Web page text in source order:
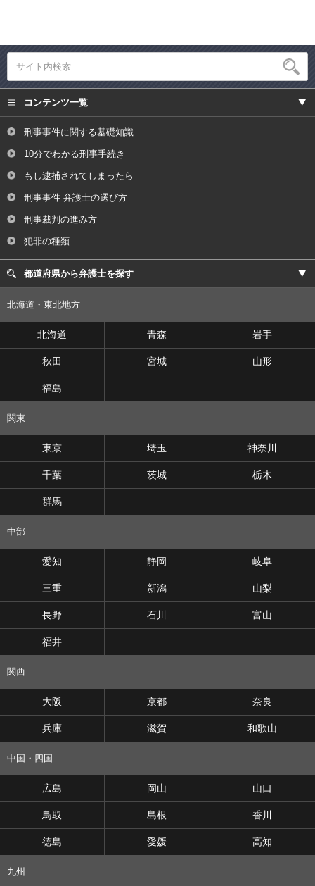
コンテンツ一覧
刑事事件に関する基礎知識
10分でわかる刑事手続き
もし逮捕されてしまったら
刑事事件 弁護士の選び方
刑事裁判の進み方
犯罪の種類
都道府県から弁護士を探す
北海道・東北地方
北海道 青森 岩手
秋田 宮城 山形
福島
関東
東京 埼玉 神奈川
千葉 茨城 栃木
群馬
中部
愛知 静岡 岐阜
三重 新潟 山梨
長野 石川 富山
福井
関西
大阪 京都 奈良
兵庫 滋賀 和歌山
中国・四国
広島 岡山 山口
鳥取 島根 香川
徳島 愛媛 高知
九州